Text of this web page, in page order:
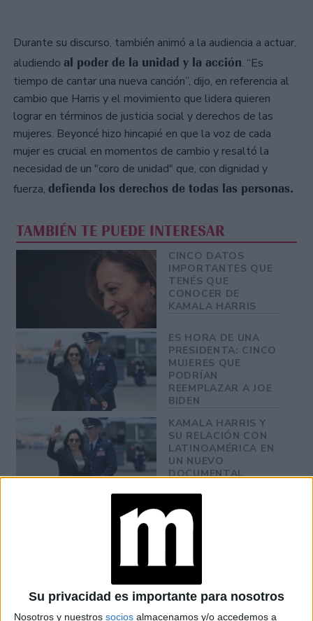
Su privacidad es importante para nosotros
Nosotros y nuestros socios almacenamos y/o accedemos a
Durante su discurso, también animó a la audiencia a actuar,
aludiendo al poder de la unidad y la acción. “Es
tiempo de cantar una nueva canción”, dijo, en referencia al
cambio que Harris y el movimiento que lidera quieren
lograr en términos de justicia social y derechos de las
mujeres. Beyoncé hizo hincapié en que la voz de cada
mujer es crucial en momentos de cambio y resaltó la
necesidad de un "coro de unidad" que, con dignidad y
fuerza, defienda los derechos de todas las personas.
TAMBIÉN TE PUEDE INTERESAR
CINCO DATOS
IMPORTANTES QUE
TENÉS QUE
CONOCER DE
KAMALA HARRIS
ES HORA DE UNA
PRESIDENTA: CINCO
MUJERES QUE
PODRÍAN
REEMPLAZAR A JOE
BIDEN
KAMALA HARRIS Y
SU RELACIÓN CON
LATINOAMÉRICA EN
UN NUEVO
DOCUMENTAL